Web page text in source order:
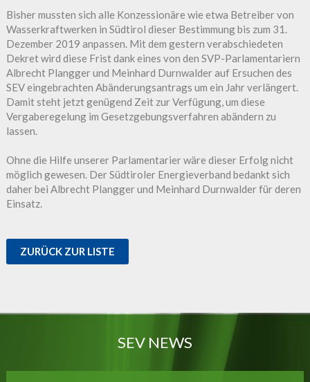
Bisher mussten sich alle Konzessionäre wie etwa Betreiber von
Wasserkraftwerken in Südtirol dieser Bestimmung bis zum 31.
Dezember 2019 anpassen. Mit dem gestern verabschiedeten
Dekret wird diese Frist dank eines von den SVP-Parlamentariern
Albrecht Plangger und Meinhard Durnwalder auf Ersuchen des
SEV eingebrachten Abänderungsantrags um ein Jahr verlängert.
Damit steht jetzt genügend Zeit zur Verfügung, um diese
Vergaberegelung im Gesetzgebungsverfahren abändern zu
lassen.
Ohne die Hilfe unserer Parlamentarier wäre dieser Erfolg nicht
möglich gewesen. Der Südtiroler Energieverband bedankt sich
daher bei Albrecht Plangger und Meinhard Durnwalder für deren
Einsatz.
ZURÜCK ZUR LISTE
SEV NEWS